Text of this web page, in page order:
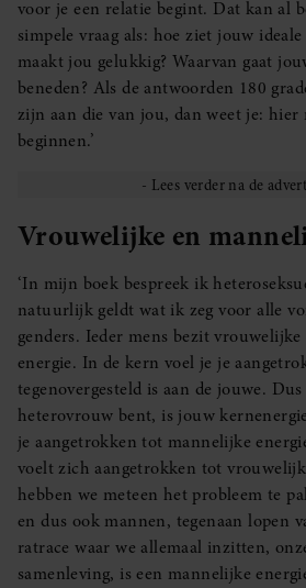
voor je een relatie begint. Dat kan al
simpele vraag als: hoe ziet jouw
maakt jou gelukkig? Waarvan gaat
beneden? Als de antwoorden 180
zijn aan die van jou, dan weet je: hier
beginnen.’
Vrouwelijke en
‘In mijn boek bespreek ik
natuurlijk geldt wat ik zeg voor alle
genders. Ieder mens bezit
energie. In de kern voel je je
tegenovergesteld is aan de jouwe.
heterovrouw bent, is jouw
je aangetrokken tot mannelijke
voelt zich aangetrokken tot
hebben we meteen het probleem te
en dus ook mannen, tegenaan lopen
ratrace waar we allemaal inzitten,
samenleving, is een mannelijke